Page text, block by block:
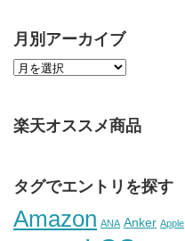
月別アーカイブ
楽天オススメ商品
タグでエントリを探す
Amazon ANA Anker Apple